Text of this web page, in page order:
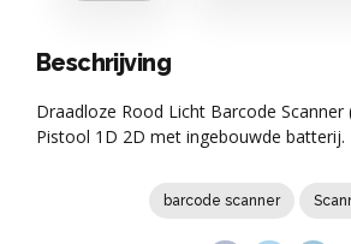
Beschrijving
Draadloze Rood Licht Barcode Scanner
Pistool 1D 2D met ingebouwde batterij.
barcode scanner